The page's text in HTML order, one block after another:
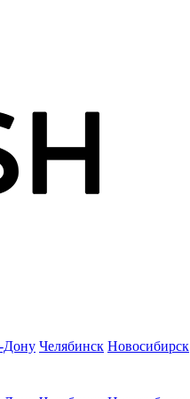
Дону Челябинск Новосибирск